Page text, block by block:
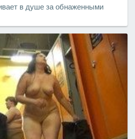
в душе за обнаженными